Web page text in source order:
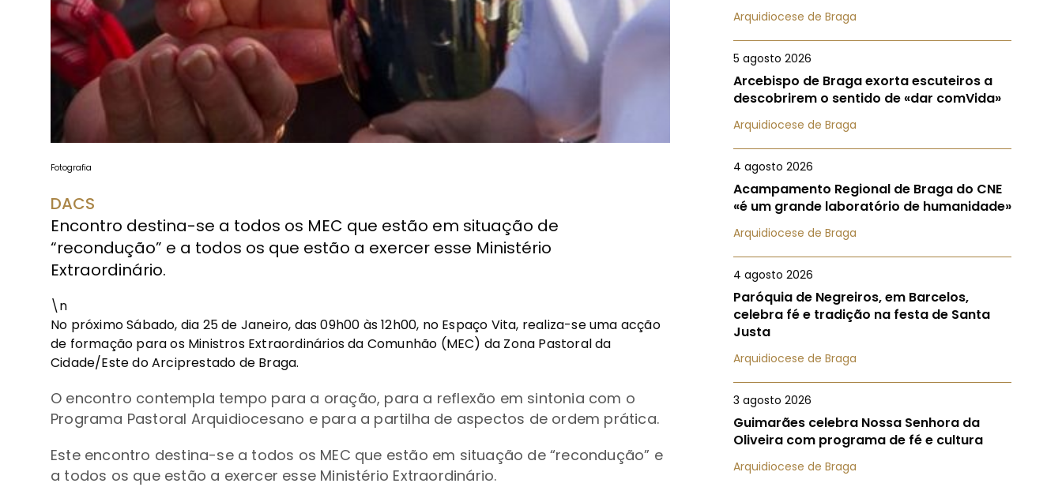
Fotografia
DACS
Encontro destina-se a todos os MEC que estão em situação de
“recondução” e a todos os que estão a exercer esse Ministério
Extraordinário.
\n
No próximo Sábado, dia 25 de Janeiro, das 09h00 às 12h00, no Espaço Vita, realiza-se uma acção
de formação para os Ministros Extraordinários da Comunhão (MEC) da Zona Pastoral da
Cidade/Este do Arciprestado de Braga.
O encontro contempla tempo para a oração, para a reflexão em sintonia com o
Programa Pastoral Arquidiocesano e para a partilha de aspectos de ordem prática.
Este encontro destina-se a todos os MEC que estão em situação de “recondução” e
a todos os que estão a exercer esse Ministério Extraordinário.
Arquidiocese de Braga
5 agosto 2026
Arcebispo de Braga exorta escuteiros a
descobrirem o sentido de «dar comVida»
Arquidiocese de Braga
4 agosto 2026
Acampamento Regional de Braga do CNE
«é um grande laboratório de humanidade»
Arquidiocese de Braga
4 agosto 2026
Paróquia de Negreiros, em Barcelos,
celebra fé e tradição na festa de Santa
Justa
Arquidiocese de Braga
3 agosto 2026
Guimarães celebra Nossa Senhora da
Oliveira com programa de fé e cultura
Arquidiocese de Braga